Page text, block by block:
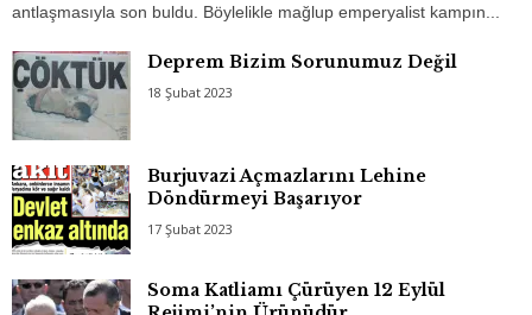
antlaşmasıyla son buldu. Böylelikle mağlup emperyalist kampın...
Deprem Bizim Sorunumuz Değil
18 Şubat 2023
Burjuvazi Açmazlarını Lehine
Döndürmeyi Başarıyor
17 Şubat 2023
Soma Katliamı Çürüyen 12 Eylül